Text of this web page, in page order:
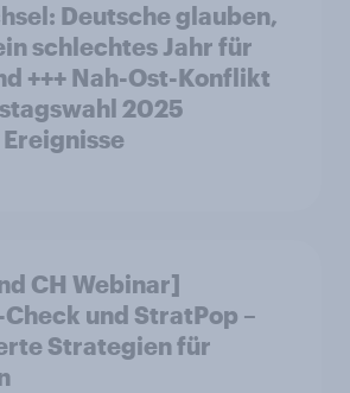
Deutsche glauben,
schlechtes Jahr für
+++ Nah-Ost-Konflikt
2025
CH Webinar]
und StratPop –
Strategien für